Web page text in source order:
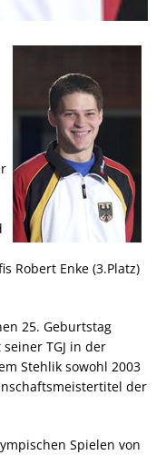
Robert Enke (3.Platz)
25. Geburtstag
TGJ in der
Stehlik sowohl 2003
der
Spielen von